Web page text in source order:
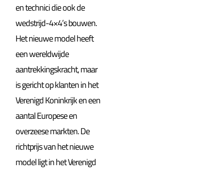
en technici die ook de
wedstrijd-4×4’s bouwen.
Het nieuwe model heeft
een wereldwijde
aantrekkingskracht, maar
is gericht op klanten in het
Verenigd Koninkrijk en een
aantal Europese en
overzeese markten. De
richtprijs van het nieuwe
model ligt in het Verenigd